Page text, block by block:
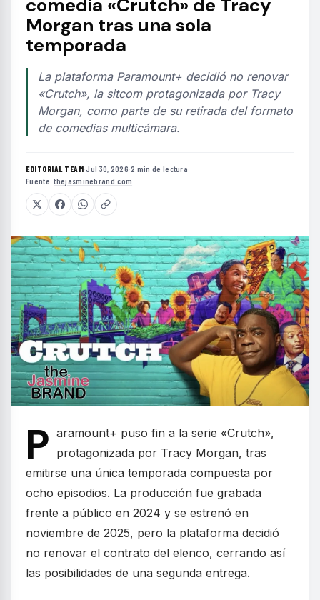
comedia «Crutch» de Tracy
Morgan tras una sola
temporada
La plataforma Paramount+ decidió no renovar
«Crutch», la sitcom protagonizada por Tracy
Morgan, como parte de su retirada del formato
de comedias multicámara.
EDITORIAL TEAM·Jul 30, 2026·2 min de lectura·
Fuente:thejasminebrand.com
P aramount+ puso fin a la serie «Crutch»,
protagonizada por Tracy Morgan, tras
emitirse una única temporada compuesta por
ocho episodios. La producción fue grabada
frente a público en 2024 y se estrenó en
noviembre de 2025, pero la plataforma decidió
no renovar el contrato del elenco, cerrando así
las posibilidades de una segunda entrega.